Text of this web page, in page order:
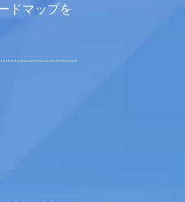
ドマップを